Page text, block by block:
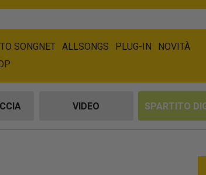
SONGNET ALLSONGS PLUG-IN
NOVITÀ
VIDEO SPARTITO